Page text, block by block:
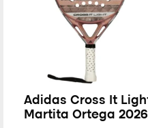
Adidas Cross It
Martita Ortega 2026